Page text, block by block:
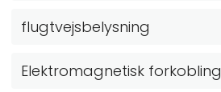
flugtvejsbelysning
Elektromagnetisk forkobling